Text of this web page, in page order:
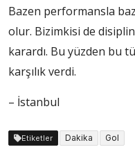
Bazen performansla
olur. Bizimkisi de
karardı. Bu yüzden bu
karşılık verdi.
– İstanbul
Etiketler Dakika Gol